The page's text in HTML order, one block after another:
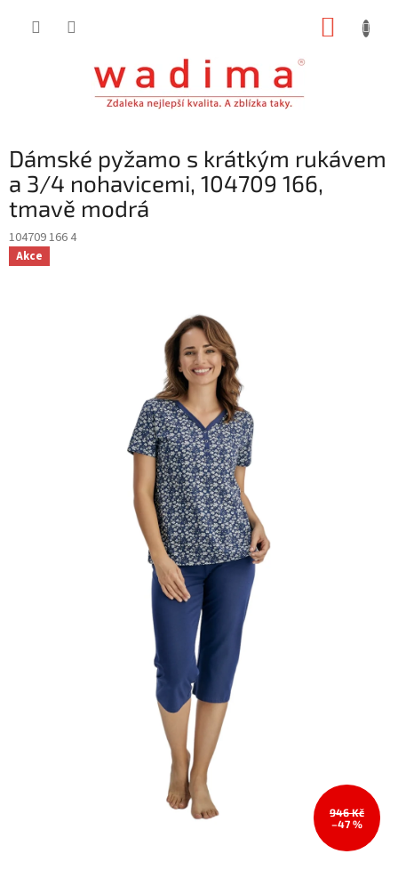
Dámské pyžamo s krátkým rukávem
a 3/4 nohavicemi, 104709 166,
tmavě modrá
104709 166 4
Akce
946 Kč
–47 %